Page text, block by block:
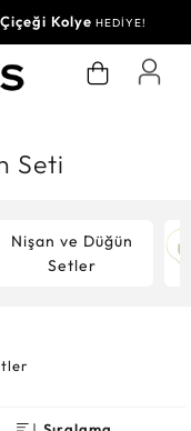
Kolye HEDİYE!
BileklikHEDİYE!
Seti
Nişan ve Düğün
Setler